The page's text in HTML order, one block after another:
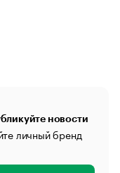
новости
личный бренд